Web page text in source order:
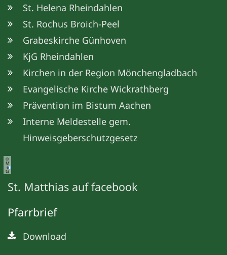
St. Helena Rheindahlen
St. Rochus Broich-Peel
Grabeskirche Günhoven
KjG Rheindahlen
Kirchen in der Region Mönchengladbach
Evangelische Kirche Wickrathberg
Prävention im Bistum Aachen
Interne Meldestelle gem.
Hinweisgeberschutzgesetz
©
M
e
ta
St. Matthias auf facebook
Pfarrbrief
Download